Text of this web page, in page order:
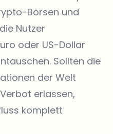
Börsen und
Nutzer
oder US-Dollar
Sollten die
der Welt
erlassen,
komplett